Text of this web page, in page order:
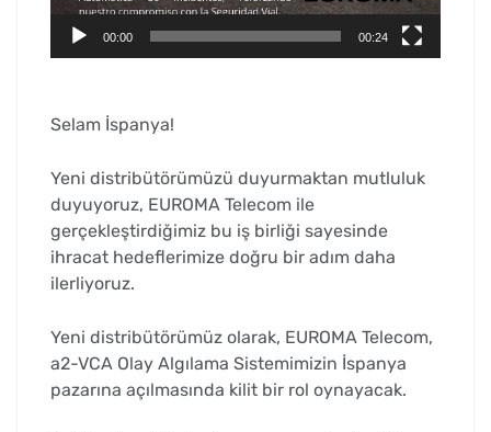
00:00 00:24
Selam İspanya!
Yeni distribütörümüzü duyurmaktan mutluluk
duyuyoruz, EUROMA Telecom ile
gerçekleştirdiğimiz bu iş birliği sayesinde
ihracat hedeflerimize doğru bir adım daha
ilerliyoruz.
Yeni distribütörümüz olarak, EUROMA Telecom,
a2-VCA Olay Algılama Sistemimizin İspanya
pazarına açılmasında kilit bir rol oynayacak.